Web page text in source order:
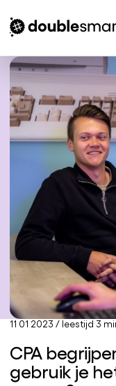
11 01 2023 / leestijd 3
CPA
gebruik je